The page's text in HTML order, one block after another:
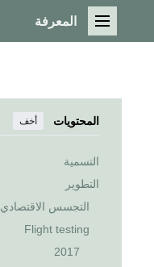
القائمة الرئيسية
المعرفة
المحتويات أخف
التسمية
التطوير
التجسس الاقتصادي
Flight testing
2017